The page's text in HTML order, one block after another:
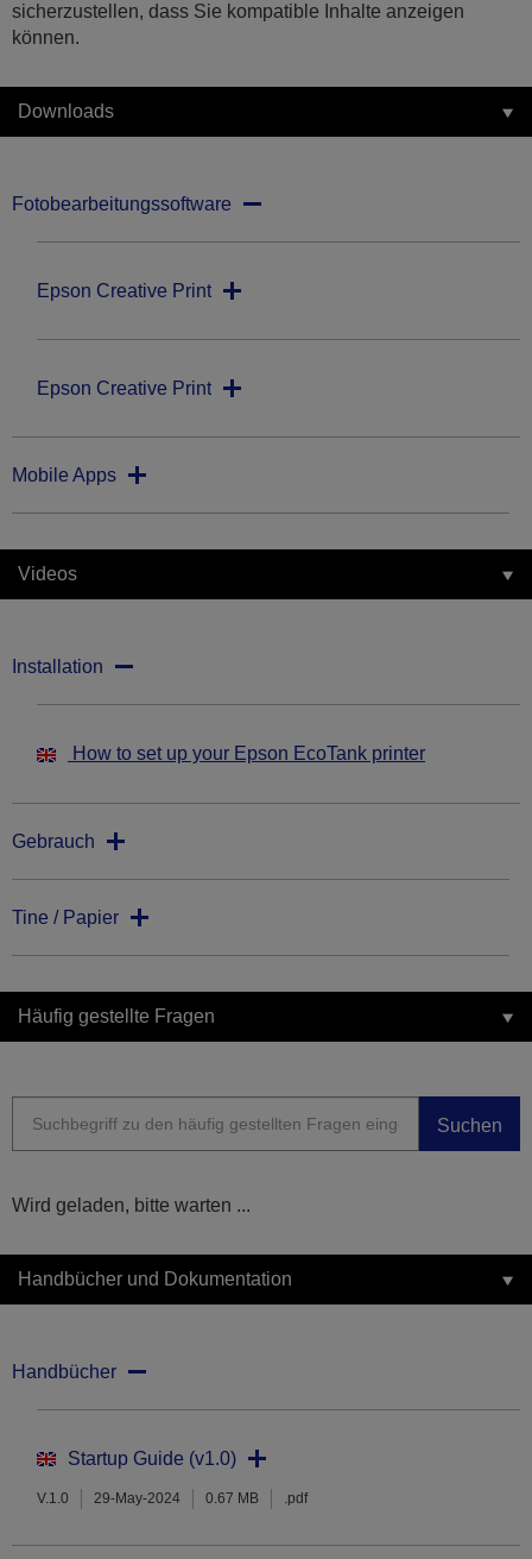
sicherzustellen, dass Sie kompatible Inhalte anzeigen
können.
Downloads
Fotobearbeitungssoftware
Epson Creative Print
Epson Creative Print
Mobile Apps
Videos
Installation
How to set up your Epson EcoTank printer
Gebrauch
Tine / Papier
Häufig gestellte Fragen
Suchen
Wird geladen, bitte warten ...
Handbücher und Dokumentation
Handbücher
Startup Guide (v1.0)
V.1.0 29-May-2024 0.67 MB .pdf